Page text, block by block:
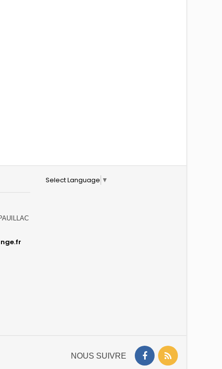
Select Language ▼
NOUS SUIVRE